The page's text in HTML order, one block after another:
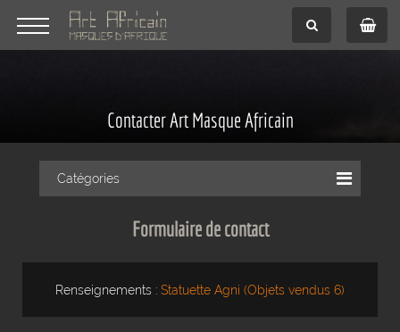
Contacter Art Masque Africain
Catégories
Formulaire de contact
Renseignements : Statuette Agni (Objets vendus 6)